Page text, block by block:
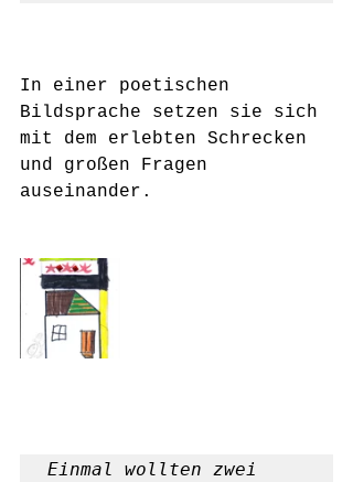
In einer poetischen
Bildsprache setzen sie sich
mit dem erlebten Schrecken
und großen Fragen
auseinander.
Einmal wollten zwei